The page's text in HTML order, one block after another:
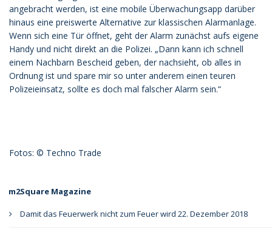
angebracht werden, ist eine mobile Überwachungsapp darüber
hinaus eine preiswerte Alternative zur klassischen Alarmanlage.
Wenn sich eine Tür öffnet, geht der Alarm zunächst aufs eigene
Handy und nicht direkt an die Polizei. „Dann kann ich schnell
einem Nachbarn Bescheid geben, der nachsieht, ob alles in
Ordnung ist und spare mir so unter anderem einen teuren
Polizeieinsatz, sollte es doch mal falscher Alarm sein.“
Fotos: © Techno Trade
m2Square Magazine
Damit das Feuerwerk nicht zum Feuer wird 22. Dezember 2018